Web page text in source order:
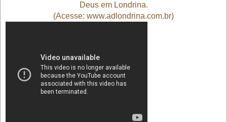
Deus em Londrina.
(Acesse: www.adlondrina.com.br)